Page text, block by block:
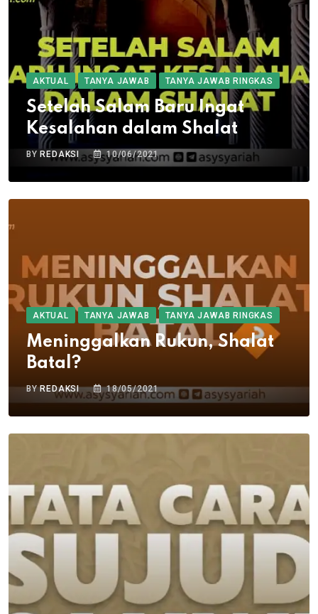
AKTUAL TANYA JAWAB TANYA JAWAB RINGKAS
Setelah Salam Baru Ingat
Kesalahan dalam Shalat
BY REDAKSI 10/06/2021
AKTUAL TANYA JAWAB TANYA JAWAB RINGKAS
Meninggalkan Rukun, Shalat
Batal?
BYREDAKSI 18/05/2021